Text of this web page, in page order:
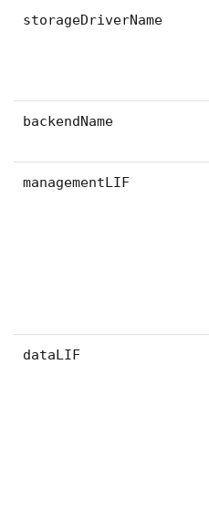
storageDriverName
backendName
managementLIF
dataLIF